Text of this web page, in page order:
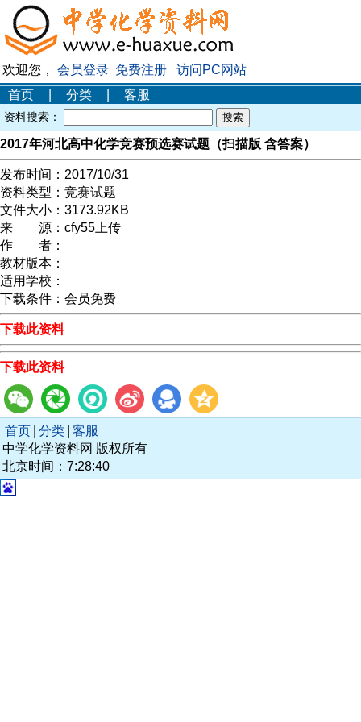
欢迎您， 会员登录 免费注册
访问PC网站
首页
分类 客服
资料搜索：
2017年河北高中化学竞赛预选赛试题（扫描版 含答案）
发布时间： 2017/10/31
资料类型： 竞赛试题
文件大小： 3173.92KB
来 源： cfy55上传
作 者：
教材版本：
适用学校：
下载条件： 会员免费
下载此资料
下载此资料
首页 分类 客服
中学化学资料网 版权所有
北京时间：7:28:40